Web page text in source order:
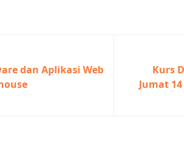
dan Aplikasi Web
Kurs
Jumat